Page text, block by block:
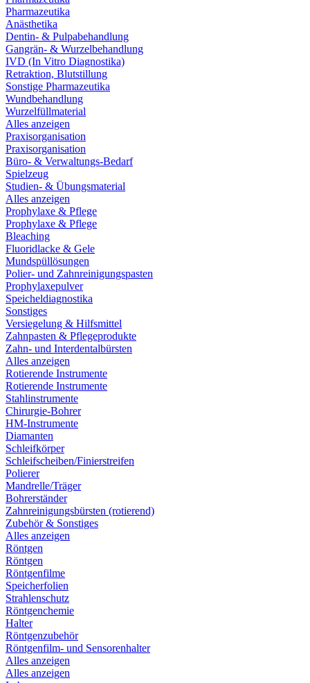
Pharmazeutika
Anästhetika
Dentin- & Pulpabehandlung
Gangrän- & Wurzelbehandlung
IVD (In Vitro Diagnostika)
Retraktion, Blutstillung
Sonstige Pharmazeutika
Wundbehandlung
Wurzelfüllmaterial
Alles anzeigen
Praxisorganisation
Praxisorganisation
Büro- & Verwaltungs-Bedarf
Spielzeug
Studien- & Übungsmaterial
Alles anzeigen
Prophylaxe & Pflege
Prophylaxe & Pflege
Bleaching
Fluoridlacke & Gele
Mundspüllösungen
Polier- und Zahnreinigungspasten
Prophylaxepulver
Speicheldiagnostika
Sonstiges
Versiegelung & Hilfsmittel
Zahnpasten & Pflegeprodukte
Zahn- und Interdentalbürsten
Alles anzeigen
Rotierende Instrumente
Rotierende Instrumente
Stahlinstrumente
Chirurgie-Bohrer
HM-Instrumente
Diamanten
Schleifkörper
Schleifscheiben/Finierstreifen
Polierer
Mandrelle/Träger
Bohrerständer
Zahnreinigungsbürsten (rotierend)
Zubehör & Sonstiges
Alles anzeigen
Röntgen
Röntgen
Röntgenfilme
Speicherfolien
Strahlenschutz
Röntgenchemie
Halter
Röntgenzubehör
Röntgenfilm- und Sensorenhalter
Alles anzeigen
Alles anzeigen